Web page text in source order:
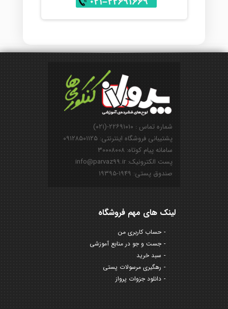
شماره تماس : ۲۲۶۹۱۰۱۰-(۰۲۱)
پشتیبانی فروشگاه اینترنتی: ۰۹۱۲۸۵۰۱۱۲۵
سامانه پیام کوتاه: ۳۰۰۰۸۰۰۸
پست الکترونیک: info@parvaz99.ir
صندوق پستی: ۱۹۴۹-۱۹۳۹۵
لینک های مهم فروشگاه
حساب کاربری من
جست و جو در منابع آموزشی
سبد خرید
رهگیری مرسولات پستی
دانلود جزوات پرواز